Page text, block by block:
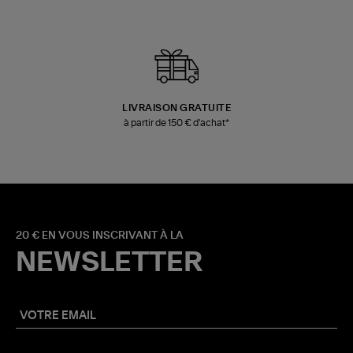
LIVRAISON GRATUITE
à partir de 150 € d'achat*
20 € EN VOUS INSCRIVANT À LA
NEWSLETTER